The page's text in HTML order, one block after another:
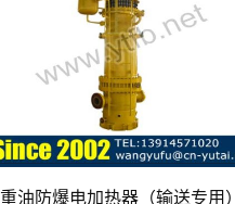
重油防爆电加热器（输送专用）